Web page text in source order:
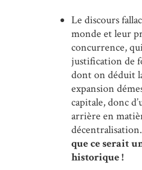
Le discours
monde et leur
concurrence,
justification de
dont on déduit
expansion
capitale, donc
arrière en
décentralisation.
que ce serait
historique !